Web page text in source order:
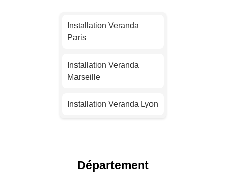
Installation Veranda
Paris
Installation Veranda
Marseille
Installation Veranda Lyon
Installation Veranda Nice
Département